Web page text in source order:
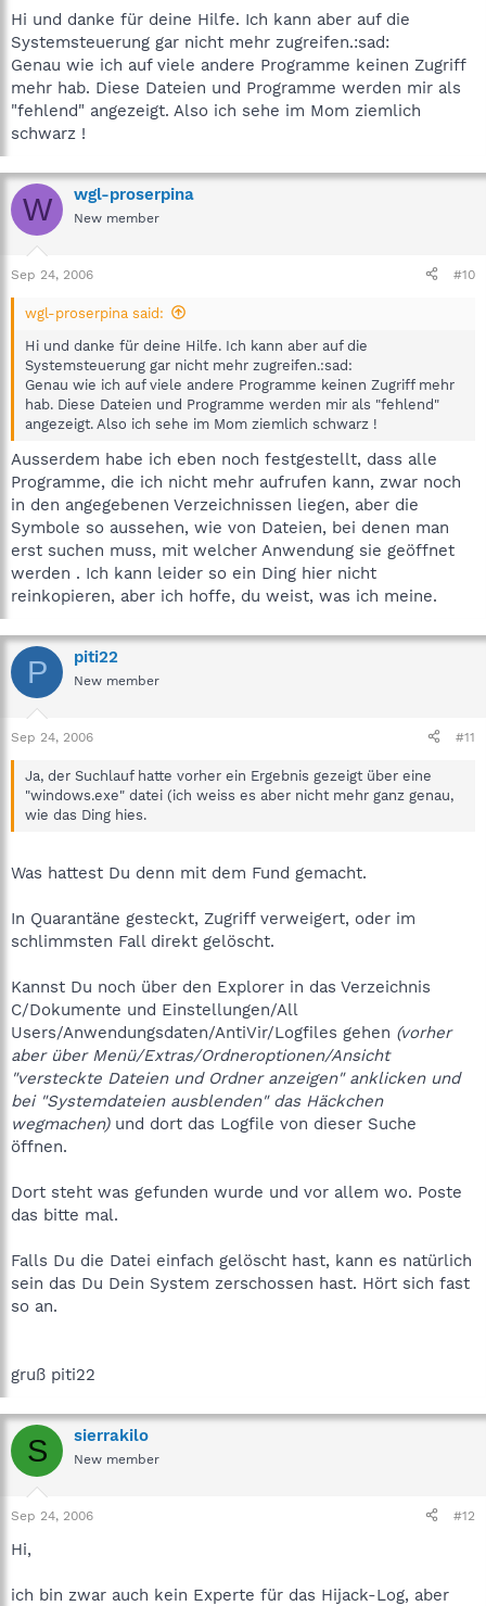
Hi und danke für deine Hilfe. Ich kann aber auf die
Systemsteuerung gar nicht mehr zugreifen.:sad:
Genau wie ich auf viele andere Programme keinen Zugriff
mehr hab. Diese Dateien und Programme werden mir als
"fehlend" angezeigt. Also ich sehe im Mom ziemlich
schwarz !
W wgl-proserpina
New member
Sep 24, 2006 #10
wgl-proserpina said:
Hi und danke für deine Hilfe. Ich kann aber auf die
Systemsteuerung gar nicht mehr zugreifen.:sad:
Genau wie ich auf viele andere Programme keinen Zugriff mehr
hab. Diese Dateien und Programme werden mir als "fehlend"
angezeigt. Also ich sehe im Mom ziemlich schwarz !
Ausserdem habe ich eben noch festgestellt, dass alle
Programme, die ich nicht mehr aufrufen kann, zwar noch
in den angegebenen Verzeichnissen liegen, aber die
Symbole so aussehen, wie von Dateien, bei denen man
erst suchen muss, mit welcher Anwendung sie geöffnet
werden . Ich kann leider so ein Ding hier nicht
reinkopieren, aber ich hoffe, du weist, was ich meine.
P piti22
New member
Sep 24, 2006 #11
Ja, der Suchlauf hatte vorher ein Ergebnis gezeigt über eine
"windows.exe" datei (ich weiss es aber nicht mehr ganz genau,
wie das Ding hies.
Was hattest Du denn mit dem Fund gemacht.
In Quarantäne gesteckt, Zugriff verweigert, oder im
schlimmsten Fall direkt gelöscht.
Kannst Du noch über den Explorer in das Verzeichnis
C/Dokumente und Einstellungen/All
Users/Anwendungsdaten/AntiVir/Logfiles gehen (vorher
aber über Menü/Extras/Ordneroptionen/Ansicht
"versteckte Dateien und Ordner anzeigen" anklicken und
bei "Systemdateien ausblenden" das Häckchen
wegmachen) und dort das Logfile von dieser Suche
öffnen.
Dort steht was gefunden wurde und vor allem wo. Poste
das bitte mal.
Falls Du die Datei einfach gelöscht hast, kann es natürlich
sein das Du Dein System zerschossen hast. Hört sich fast
so an.
gruß piti22
S sierrakilo
New member
Sep 24, 2006 #12
Hi,
ich bin zwar auch kein Experte für das Hijack-Log, aber